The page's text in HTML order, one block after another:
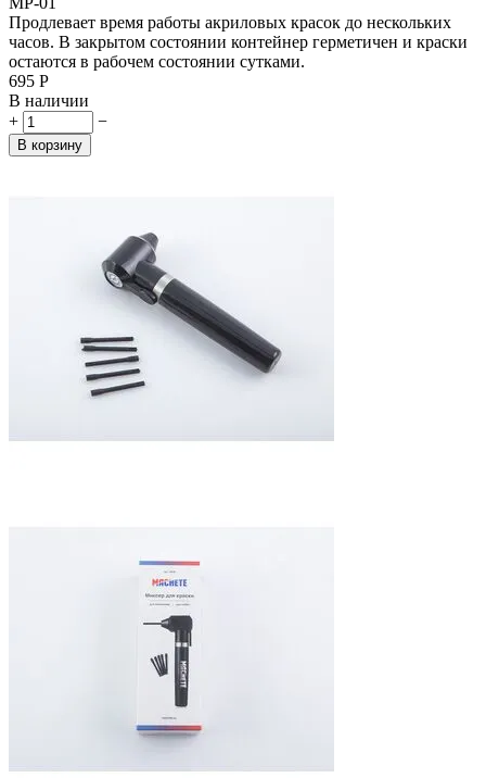
Продлевает время работы акриловых красок до нескольких
часов. В закрытом состоянии контейнер герметичен и краски
остаются в рабочем состоянии сутками.
‍695‍ Р
В наличии
+
−
В корзину